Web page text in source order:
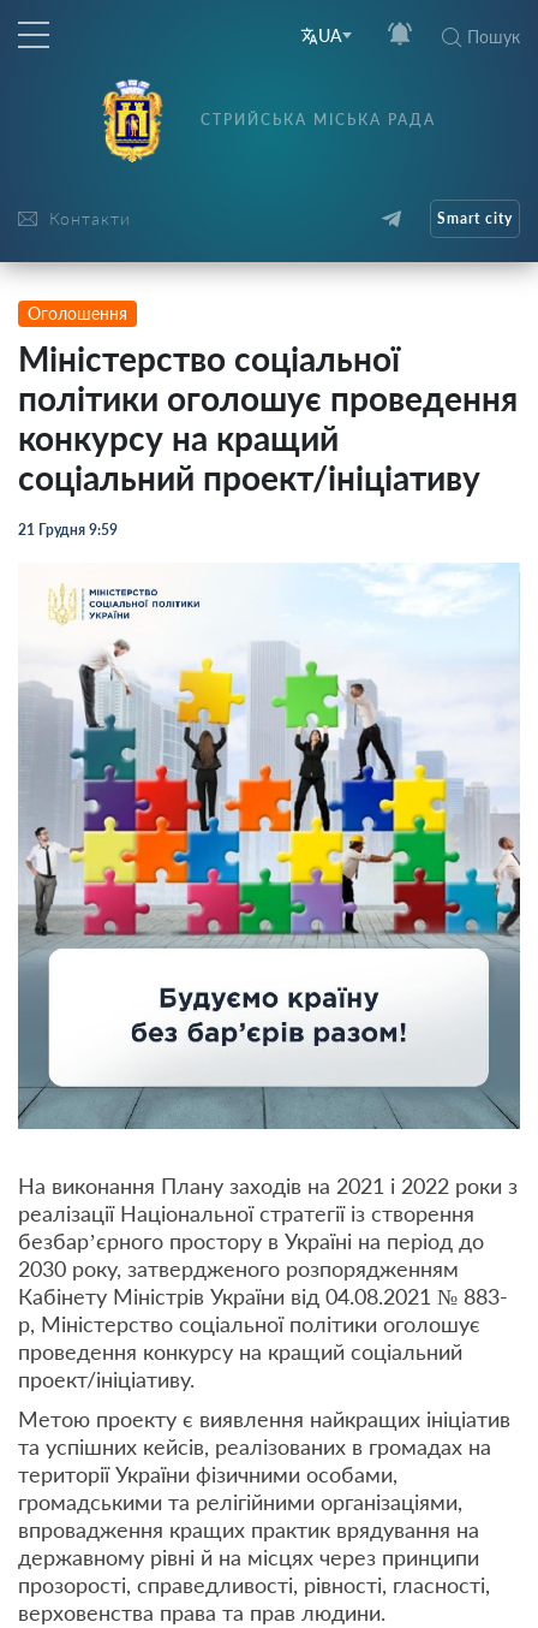
UA Пошук
Контакти
СТРИЙСЬКА МІСЬКА РАДА
Smart city
Оголошення
Міністерство соціальної
політики оголошує проведення
конкурсу на кращий
соціальний проект/ініціативу
21 Грудня 9:59
На виконання Плану заходів на 2021 і 2022 роки з
реалізації Національної стратегії із створення
безбар’єрного простору в Україні на період до
2030 року, затвердженого розпорядженням
Кабінету Міністрів України від 04.08.2021 № 883-
р, Міністерство соціальної політики оголошує
проведення конкурсу на кращий соціальний
проект/ініціативу.
Метою проекту є виявлення найкращих ініціатив
та успішних кейсів, реалізованих в громадах на
території України фізичними особами,
громадськими та релігійними організаціями,
впровадження кращих практик врядування на
державному рівні й на місцях через принципи
прозорості, справедливості, рівності, гласності,
верховенства права та прав людини.